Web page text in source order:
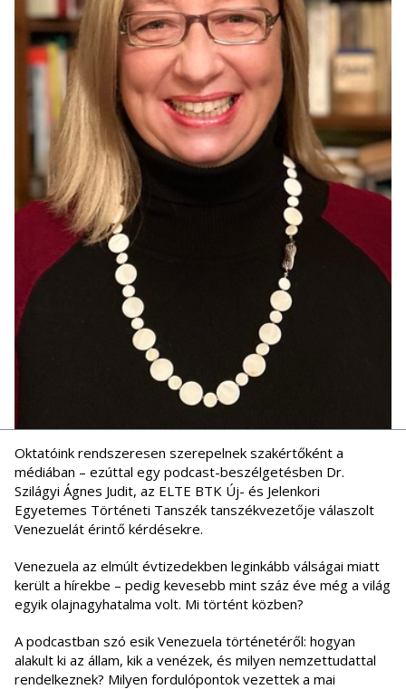
Oktatóink rendszeresen szerepelnek szakértőként a
médiában – ezúttal egy podcast-beszélgetésben Dr.
Szilágyi Ágnes Judit, az ELTE BTK Új- és Jelenkori
Egyetemes Történeti Tanszék tanszékvezetője válaszolt
Venezuelát érintő kérdésekre.
Venezuela az elmúlt évtizedekben leginkább válságai miatt
került a hírekbe – pedig kevesebb mint száz éve még a világ
egyik olajnagyhatalma volt. Mi történt közben?
A podcastban szó esik Venezuela történetéről: hogyan
alakult ki az állam, kik a venézek, és milyen nemzettudattal
rendelkeznek? Milyen fordulópontok vezettek a mai